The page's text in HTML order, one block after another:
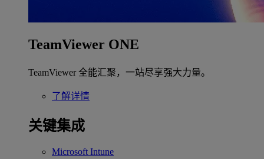
TeamViewer ONE
TeamViewer 全能汇聚，一站尽享强大力量。
了解详情
关键集成
Microsoft Intune